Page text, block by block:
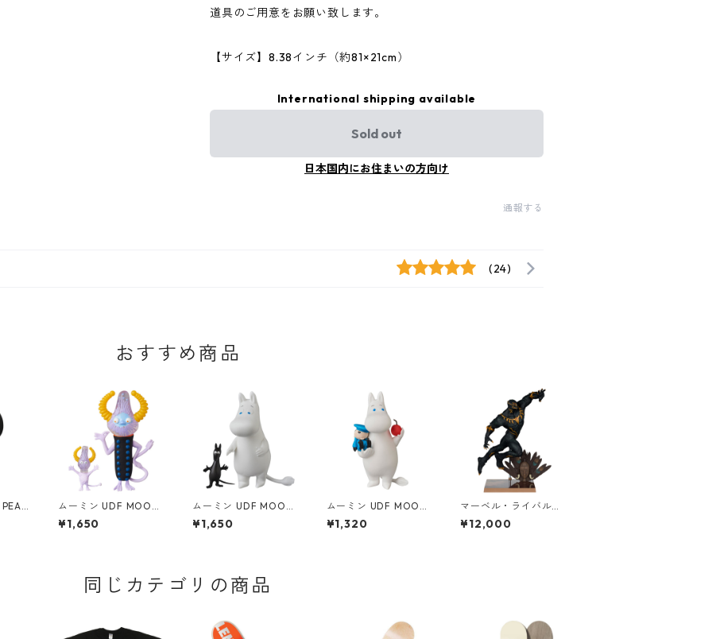
道具のご用意をお願い致します。
【サイズ】8.38インチ（約81×21cm）
International shipping available
Sold out
日本国内にお住まいの方向け
通報する
(24)
おすすめ商品
ムーミン UDF MOOMI
N 火星人 親子セット
フィギュア
¥1,650
ムーミン UDF MOOMI
N ムーミントロール&
ソフス フィギュア
¥1,650
ムーミン UDF MOOMI
N ムーミン&クリップ
ダッス フィギュア
¥1,320
マーベル・ライバルズ
1/6スケール シーン・
フィギュア ブラックパ
¥12,000
同じカテゴリの商品